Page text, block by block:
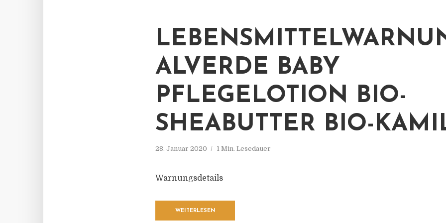
ALVERDE BABY
PFLEGELOTION BIO-
SHEABUTTER BIO-
28. Januar 2020 1 Min. Lesedauer
Warnungsdetails
WEITERLESEN